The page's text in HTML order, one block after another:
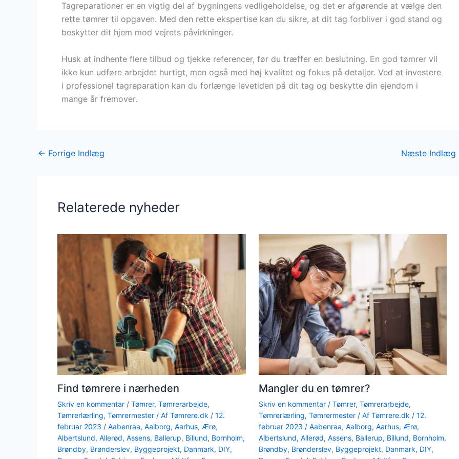
Tagreparationer er en vigtig del af bygningens vedligeholdelse, og det er afgørende at vælge den
rette tømrer til opgaven. Med den rette ekspertise kan du sikre, at dit tag forbliver i god stand og
beskytter dit hjem mod vejrets påvirkninger.
Husk at indhente flere tilbud og tjekke referencer, før du træffer en beslutning. En god tømrer vil
ikke kun udføre arbejdet hurtigt, men også med høj kvalitet og fokus på detaljer. Ved at investere
i professionel tagreparation kan du forlænge levetiden på dit tag og beskytte din ejendom i
mange år fremover.
← Forrige Indlæg Næste Indlæg
Relaterede nyheder
Find tømrere i nærheden
Skriv en kommentar / Tømrer, Tømrerarbejde,
Tømrerlærling, Tømrermester / Af Tømrere.dk / 12.
februar 2023 / Aabenraa, Aalborg, Aarhus, Ærø,
Albertslund, Allerød, Assens, Ballerup, Billund, Bornholm,
Brøndby, Brønderslev, Byggeprojekt, Danmark, DIY,
Mangler du en tømrer?
Skriv en kommentar / Tømrer, Tømrerarbejde,
Tømrerlærling, Tømrermester/ Af Tømrere.dk / 12.
februar 2023 / Aabenraa, Aalborg, Aarhus, Ærø,
Albertslund, Allerød, Assens, Ballerup, Billund, Bornholm,
Brøndby, Brønderslev, Byggeprojekt, Danmark, DIY,